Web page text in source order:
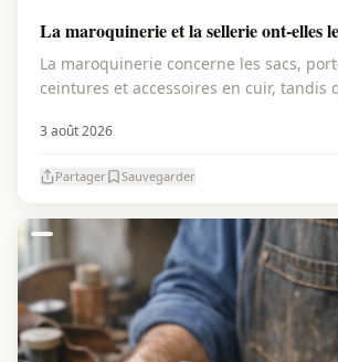
La maroquinerie et la sellerie ont-elles
La maroquinerie concerne les sacs,
ceintures et accessoires en cuir, tandis
3 août 2026
Partager Sauvegarder